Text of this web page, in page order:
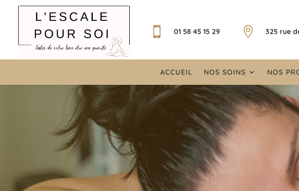
 01 58 45 15 29  325 rue
ACCUEIL NOS SOINS NOS